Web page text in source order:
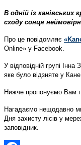
В одній із канівських
сходу сонця
Про це повідомляє
Online» у Facebook.
У відповідній групі
яке було відзняте у
Нижче пропонуємо Вам
Нагадаємо нещодавно
Дня захисту лісів у
заповідник.